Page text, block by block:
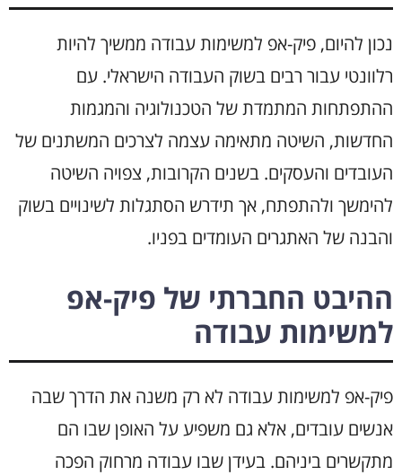
נכון להיום, פיק-אפ למשימות עבודה ממשיך להיות
רלוונטי עבור רבים בשוק העבודה הישראלי. עם
ההתפתחות המתמדת של הטכנולוגיה והמגמות
החדשות, השיטה מתאימה עצמה לצרכים המשתנים של
העובדים והעסקים. בשנים הקרובות, צפויה השיטה
להימשך ולהתפתח, אך תידרש הסתגלות לשינויים בשוק
והבנה של האתגרים העומדים בפניו.
ההיבט החברתי של פיק-אפ
למשימות עבודה
פיק-אפ למשימות עבודה לא רק משנה את הדרך שבה
אנשים עובדים, אלא גם משפיע על האופן שבו הם
מתקשרים ביניהם. בעידן שבו עבודה מרחוק הפכה